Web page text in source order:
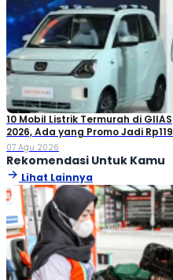
10 Mobil Listrik Termurah di GIIAS
2026, Ada yang Promo Jadi Rp119
Jutaan!
07 Agu 2026
Rekomendasi Untuk Kamu
Lihat Lainnya